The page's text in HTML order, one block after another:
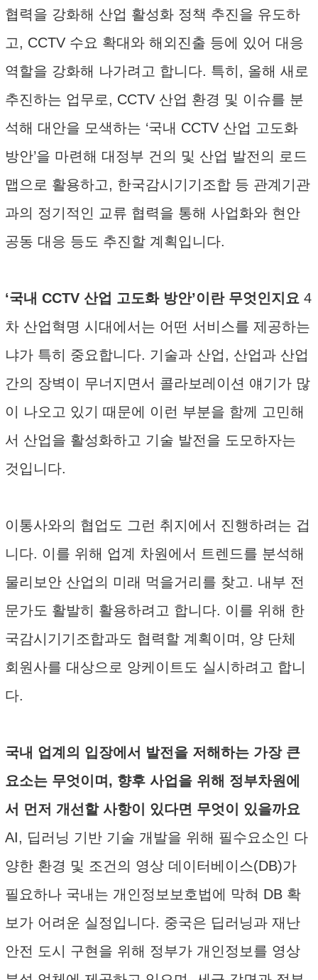
협력을 강화해 산업 활성화 정책 추진을 유도하
고, CCTV 수요 확대와 해외진출 등에 있어 대응
역할을 강화해 나가려고 합니다. 특히, 올해 새로
추진하는 업무로, CCTV 산업 환경 및 이슈를 분
석해 대안을 모색하는 ‘국내 CCTV 산업 고도화
방안’을 마련해 대정부 건의 및 산업 발전의 로드
맵으로 활용하고, 한국감시기기조합 등 관계기관
과의 정기적인 교류 협력을 통해 사업화와 현안
공동 대응 등도 추진할 계획입니다.
‘국내 CCTV 산업 고도화 방안’이란 무엇인지요 4
차 산업혁명 시대에서는 어떤 서비스를 제공하는
냐가 특히 중요합니다. 기술과 산업, 산업과 산업
간의 장벽이 무너지면서 콜라보레이션 얘기가 많
이 나오고 있기 때문에 이런 부분을 함께 고민해
서 산업을 활성화하고 기술 발전을 도모하자는
것입니다.
이통사와의 협업도 그런 취지에서 진행하려는 겁
니다. 이를 위해 업계 차원에서 트렌드를 분석해
물리보안 산업의 미래 먹을거리를 찾고. 내부 전
문가도 활발히 활용하려고 합니다. 이를 위해 한
국감시기기조합과도 협력할 계획이며, 양 단체
회원사를 대상으로 앙케이트도 실시하려고 합니
다.
국내 업계의 입장에서 발전을 저해하는 가장 큰
요소는 무엇이며, 향후 사업을 위해 정부차원에
서 먼저 개선할 사항이 있다면 무엇이 있을까요
AI, 딥러닝 기반 기술 개발을 위해 필수요소인 다
양한 환경 및 조건의 영상 데이터베이스(DB)가
필요하나 국내는 개인정보보호법에 막혀 DB 확
보가 어려운 실정입니다. 중국은 딥러닝과 재난
안전 도시 구현을 위해 정부가 개인정보를 영상